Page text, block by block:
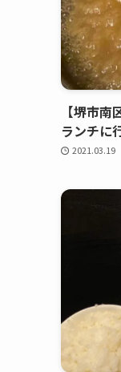
【堺市
ランチに
2021.03.19